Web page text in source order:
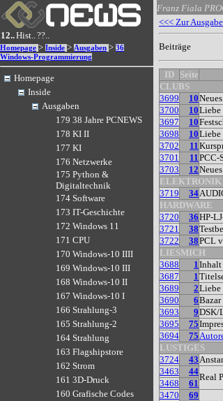
12..Hist..??..
Homepage > Inside > Ausgaben > 36
Windows-Programmierung
Homepage
Inside
Ausgaben
179 38 Jahre PCNEWS
178 KI II
177 KI
176 Netzwerke
175 Python &
Digitaltechnik
174 Software
173 IT-Geschichte
172 Windows 11
171 CPU
170 Windows-10 IIII
169 Windows-10 III
168 Windows-10 II
167 Windows-10 I
166 Strahlung-3
165 Strahlung-2
164 Strahlung
163 Flagshipstore
162 Strom
161 3D-Druck
160 Grafische Codes
Franz Fiala
<<< Zur Ausgabe
Beiträge
ID Seite
CLUBS
3699
10
3700
10Liebe
3697
10
3698
10Liebe
3702
11
3701
11PCC-
3703
12
ELEKTRONIK
3719
34
HARDWARE
3720
36HP-
3721
38
3722
38PCL
LIESMICH
3688
1Inhalt
3687
1
3689
2Liebe
3690
6Bazar
3693
9DSK/
3695
75
3694
75
LUSTIGES
3724
43
3463
44
Real
3468
61
3470
69